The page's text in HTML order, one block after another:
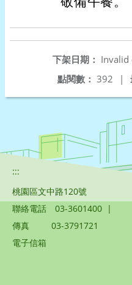
下架日期： Invalid
點閱數： 392 |
:::
桃園區文中路120號
聯絡電話
03-3601400 |
傳真
03-3791721
電子信箱